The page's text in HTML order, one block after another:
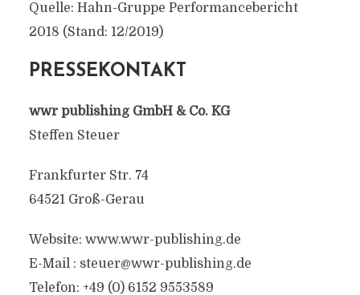
Quelle: Hahn-Gruppe Performancebericht
2018 (Stand: 12/2019)
PRESSEKONTAKT
wwr publishing GmbH & Co. KG
Steffen Steuer
Frankfurter Str. 74
64521 Groß-Gerau
Website: www.wwr-publishing.de
E-Mail : steuer@wwr-publishing.de
Telefon: +49 (0) 6152 9553589